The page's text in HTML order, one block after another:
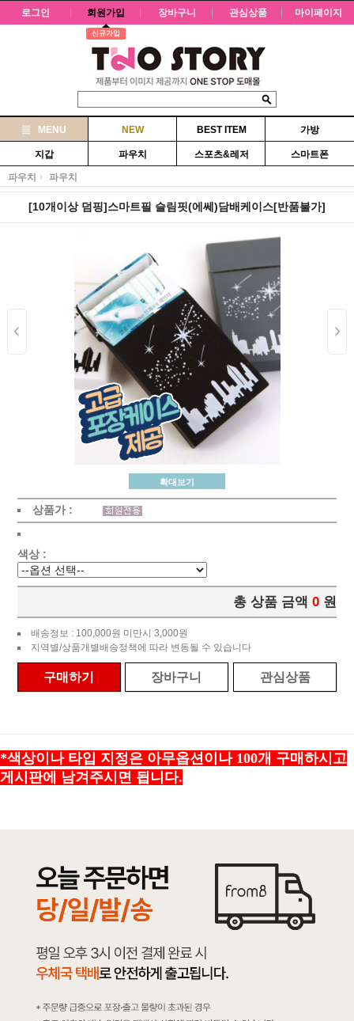
로그인 회원가입
신규가입
장바구니 관심상품 마이페이지
MENU NEW BEST ITEM 가방
지갑 파우치 스포츠&레저 스마트폰
파우치 파우치
[10개이상 덤핑]스마트필 슬림핏(에쎄)담배케이스[반품불가]
확대보기
상품가 :
색상 :
총 상품 금액 0 원
배송정보 : 100,000원 미만시 3,000원
지역별/상품개별배송정책에 따라 변동될 수 있습니다
구매하기 장바구니 관심상품
*색상이나 타입 지정은 아무옵션이나 100개 구매하시고
게시판에 남겨주시면 됩니다.